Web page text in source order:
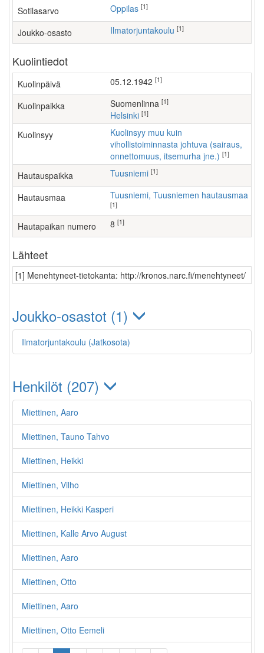
Sotilasarvo Oppilas [1]
Joukko-osasto Ilmatorjuntakoulu [1]
Kuolintiedot
Kuolinpäivä 05.12.1942 [1]
Kuolinpaikka Suomenlinna [1]
Helsinki [1]
Kuolinsyy
Kuolinsyy muu kuin
vihollistoiminnasta johtuva (sairaus,
onnettomuus, itsemurha jne.) [1]
Hautauspaikka Tuusniemi [1]
Hautausmaa Tuusniemi, Tuusniemen hautausmaa
[1]
Hautapaikan numero [1]
Lähteet
[1] Menehtyneet-tietokanta: http://kronos.narc.fi/menehtyneet/
Joukko-osastot (1)
Ilmatorjuntakoulu (Jatkosota)
Henkilöt (207)
Miettinen, Aaro
Miettinen, Tauno Tahvo
Miettinen, Heikki
Miettinen, Vilho
Miettinen, Heikki Kasperi
Miettinen, Kalle Arvo August
Miettinen, Aaro
Miettinen, Otto
Miettinen, Aaro
Miettinen, Otto Eemeli